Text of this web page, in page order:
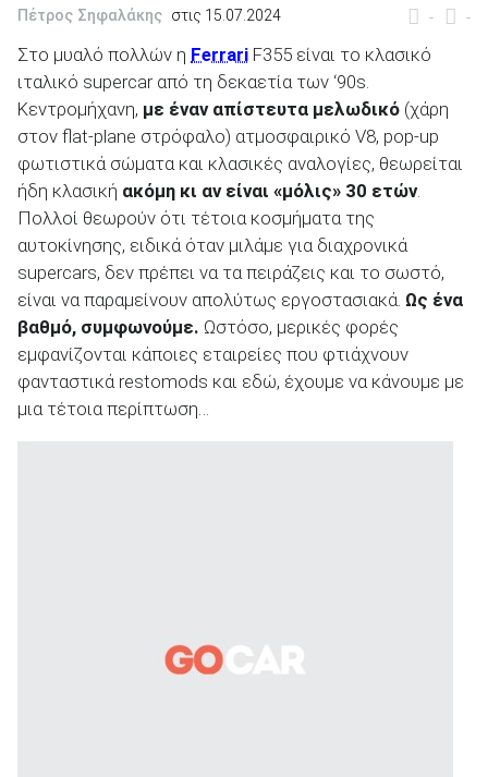
ΑΝΑΖΗΤΗΣΗ
Επιχειρήσεις
ΑΝΑΖΗΤΗΣΗ
- -
Πέτρος Σηφαλάκης στις 15.07.2024
Στο μυαλό πολλών η Ferrari F355 είναι το κλασικό
ιταλικό supercar από τη δεκαετία των ‘90s.
Κεντρομήχανη, με έναν απίστευτα μελωδικό (χάρη
στον flat-plane στρόφαλο) ατμοσφαιρικό V8, pop-up
φωτιστικά σώματα και κλασικές αναλογίες, θεωρείται
ήδη κλασική ακόμη κι αν είναι «μόλις» 30 ετών.
Πολλοί θεωρούν ότι τέτοια κοσμήματα της
αυτοκίνησης, ειδικά όταν μιλάμε για διαχρονικά
supercars, δεν πρέπει να τα πειράζεις και το σωστό,
είναι να παραμείνουν απολύτως εργοστασιακά. Ως ένα
βαθμό, συμφωνούμε. Ωστόσο, μερικές φορές
εμφανίζονται κάποιες εταιρείες που φτιάχνουν
φανταστικά restomods και εδώ, έχουμε να κάνουμε με
μια τέτοια περίπτωση…